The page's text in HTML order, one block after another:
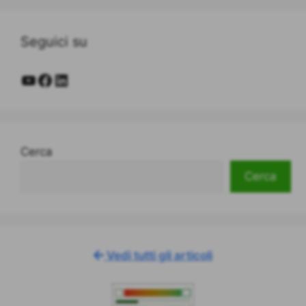
Seguici su
YouTube
Facebook
LinkedIn
Cerca
Cerca
Vedi tutti gli articoli